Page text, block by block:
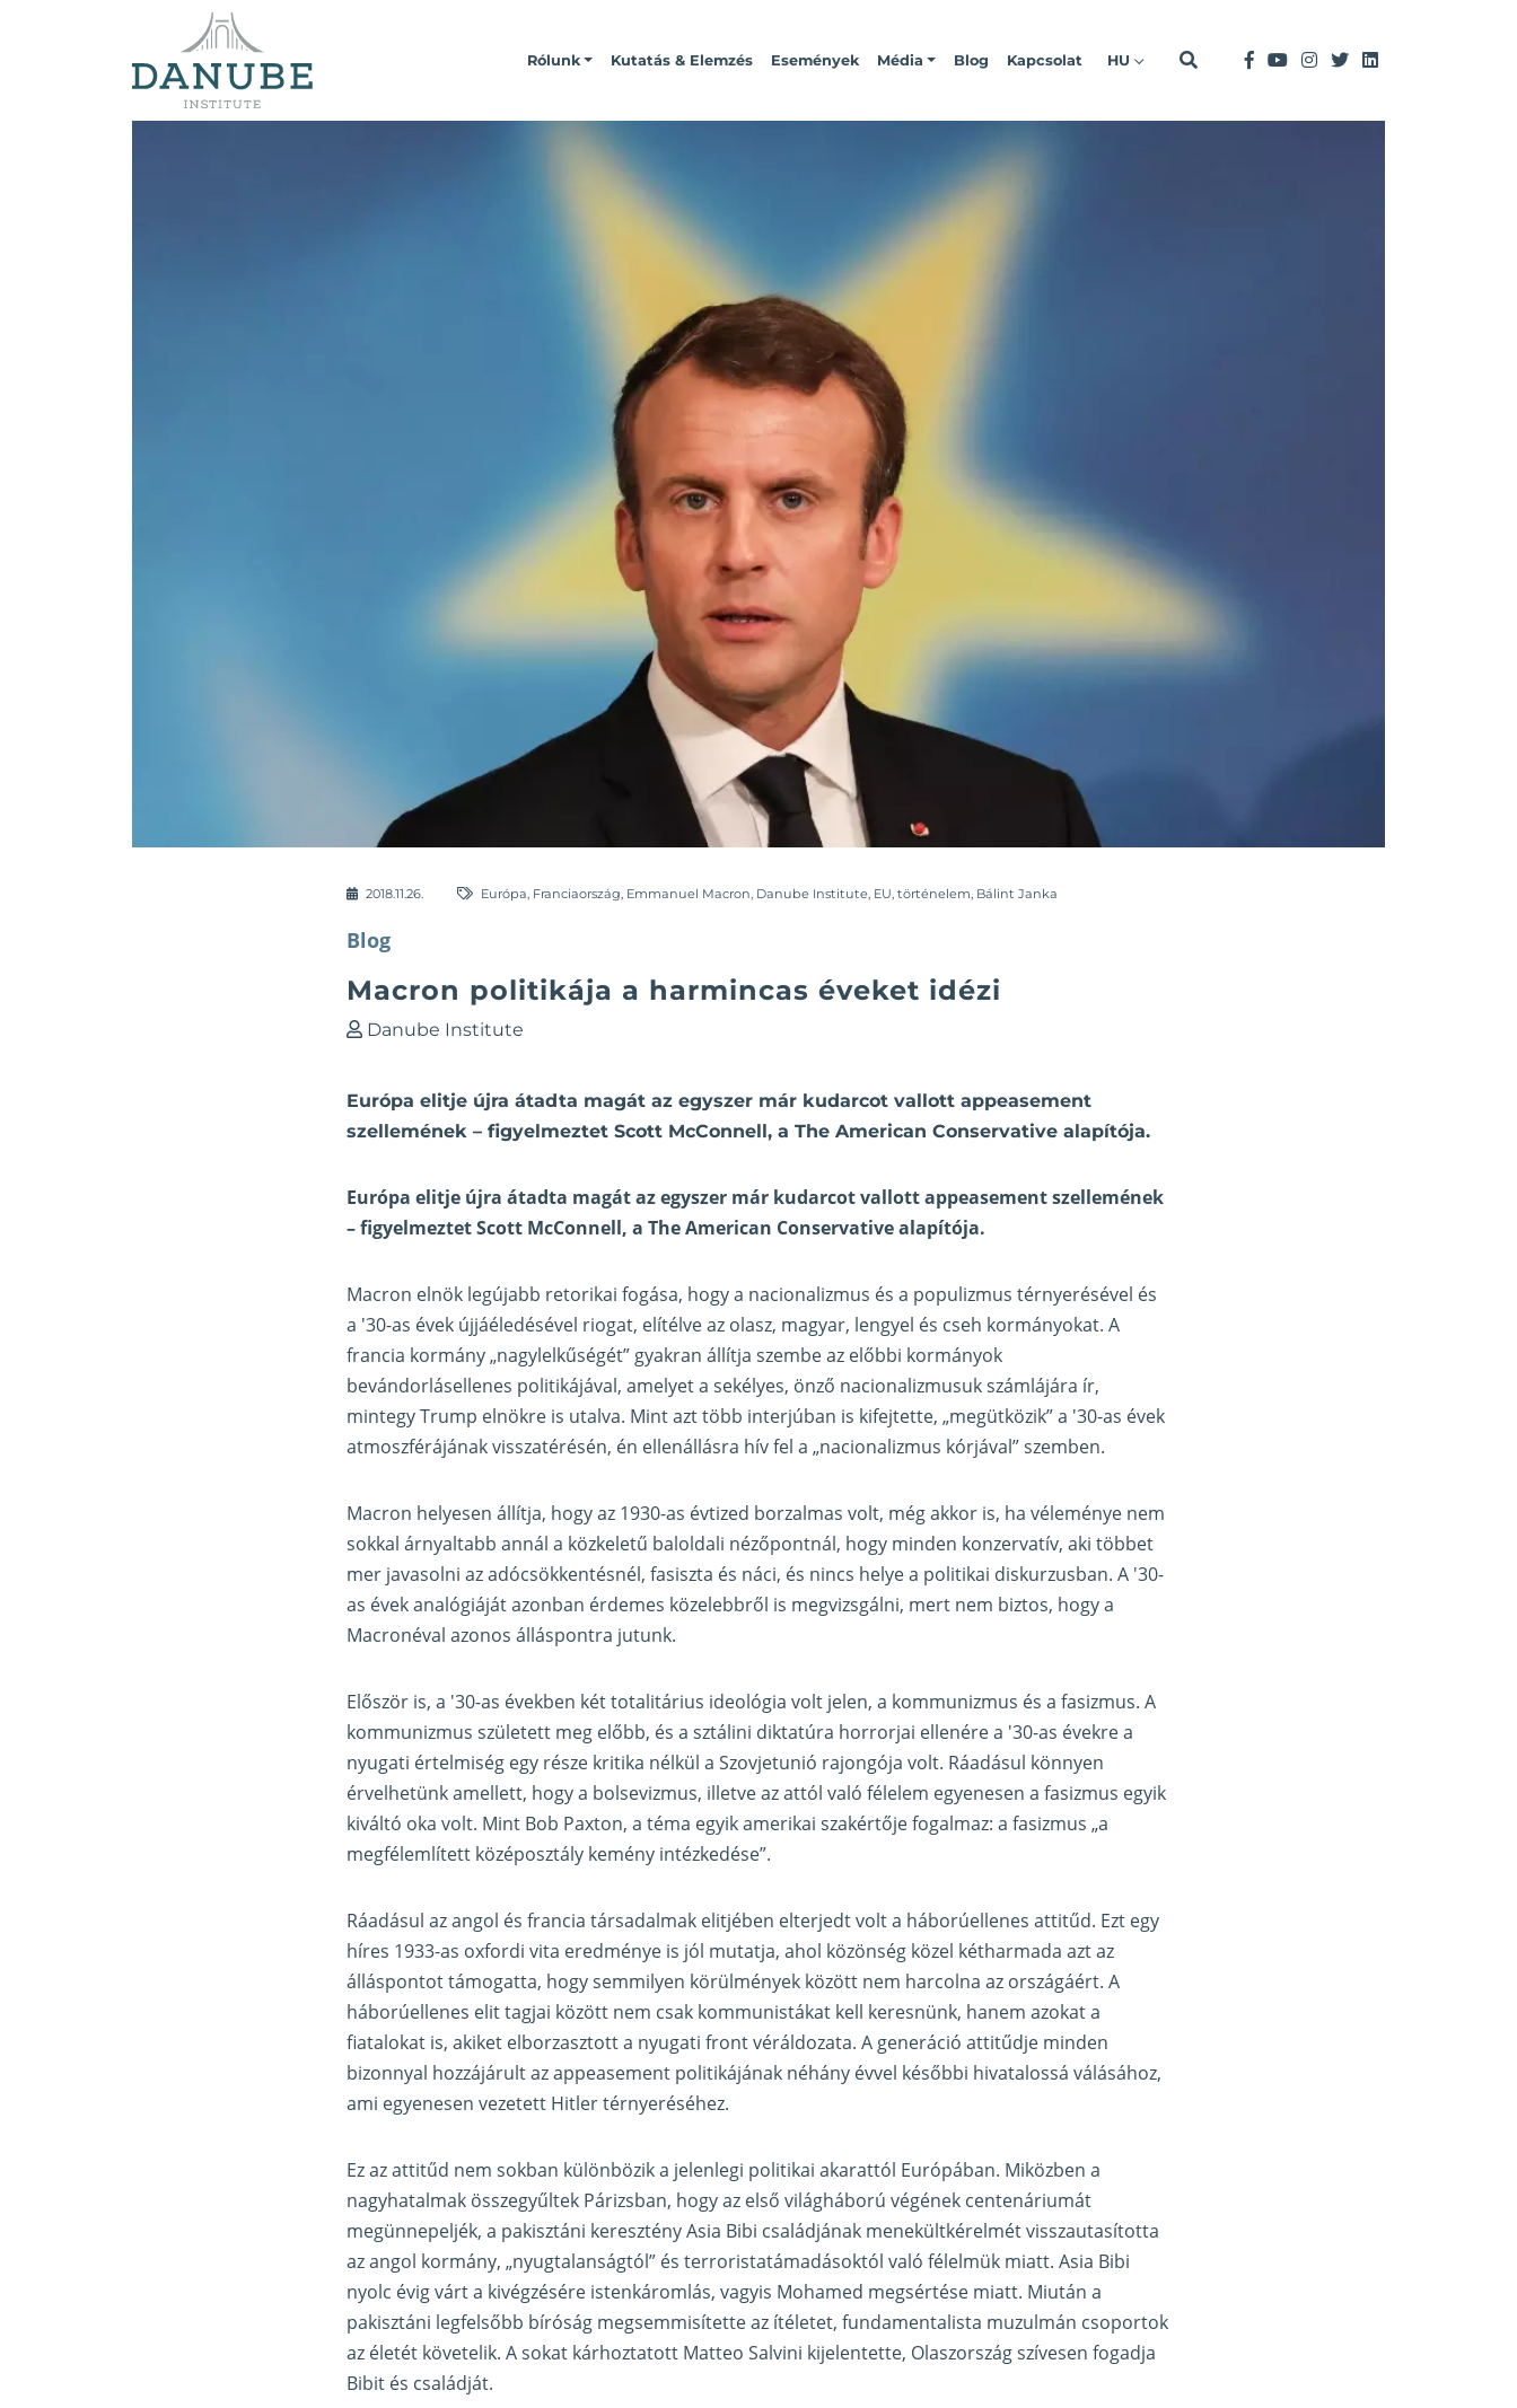
Rólunk Kutatás & Elemzés Események Média Blog Kapcsolat HU
2018.11.26. Európa Franciaország Emmanuel Macron Danube Institute EU történelem Bálint Janka
Blog
Macron politikája a harmincas éveket idézi
Danube Institute
Európa elitje újra átadta magát az egyszer már kudarcot vallott appeasement
szellemének – figyelmeztet Scott McConnell, a The American Conservative alapítója.
Európa elitje újra átadta magát az egyszer már kudarcot vallott appeasement szellemének
– figyelmeztet Scott McConnell, a The American Conservativealapítója.
Macron elnök legújabb retorikai fogása, hogy a nacionalizmus és a populizmus térnyerésével és
a '30-as évek újjáéledésével riogat, elítélve az olasz, magyar, lengyel és cseh kormányokat. A
francia kormány „nagylelkűségét” gyakran állítja szembe az előbbi kormányok
bevándorlásellenes politikájával, amelyet a sekélyes, önző nacionalizmusuk számlájára ír,
mintegy Trump elnökre is utalva. Mint azt több interjúban is kifejtette, „megütközik” a '30-as évek
atmoszférájának visszatérésén, én ellenállásra hív fel a „nacionalizmus kórjával” szemben.
Macron helyesen állítja, hogy az 1930-as évtized borzalmas volt, még akkor is, ha véleménye nem
sokkal árnyaltabb annál a közkeletű baloldali nézőpontnál, hogy minden konzervatív, aki többet
mer javasolni az adócsökkentésnél, fasiszta és náci, és nincs helye a politikai diskurzusban. A '30-
as évek analógiáját azonban érdemes közelebbről is megvizsgálni, mert nem biztos, hogy a
Macronéval azonos álláspontra jutunk.
Először is, a '30-as években két totalitárius ideológia volt jelen, a kommunizmus és a fasizmus. A
kommunizmus született meg előbb, és a sztálini diktatúra horrorjai ellenére a '30-as évekre a
nyugati értelmiség egy része kritika nélkül a Szovjetunió rajongója volt. Ráadásul könnyen
érvelhetünk amellett, hogy a bolsevizmus, illetve az attól való félelem egyenesen a fasizmus egyik
kiváltó oka volt. Mint Bob Paxton, a téma egyik amerikai szakértője fogalmaz: a fasizmus „a
megfélemlített középosztály kemény intézkedése”.
Ráadásul az angol és francia társadalmak elitjében elterjedt volt a háborúellenes attitűd. Ezt egy
híres 1933-as oxfordi vita eredménye is jól mutatja, ahol közönség közel kétharmada azt az
álláspontot támogatta, hogy semmilyen körülmények között nem harcolna az országáért. A
háborúellenes elit tagjai között nem csak kommunistákat kell keresnünk, hanem azokat a
fiatalokat is, akiket elborzasztott a nyugati front véráldozata. A generáció attitűdje minden
bizonnyal hozzájárult az appeasement politikájának néhány évvel későbbi hivatalossá válásához,
ami egyenesen vezetett Hitler térnyeréséhez.
Ez az attitűd nem sokban különbözik a jelenlegi politikai akarattól Európában. Miközben a
nagyhatalmak összegyűltek Párizsban, hogy az első világháború végének centenáriumát
megünnepeljék, a pakisztáni keresztény Asia Bibi családjának menekültkérelmét visszautasította
az angol kormány, „nyugtalanságtól” és terroristatámadásoktól való félelmük miatt. Asia Bibi
nyolc évig várt a kivégzésére istenkáromlás, vagyis Mohamed megsértése miatt. Miután a
pakisztáni legfelsőbb bíróság megsemmisítette az ítéletet, fundamentalista muzulmán csoportok
az életét követelik. A sokat kárhoztatott Matteo Salvini kijelentette, Olaszország szívesen fogadja
Bibit és családját.